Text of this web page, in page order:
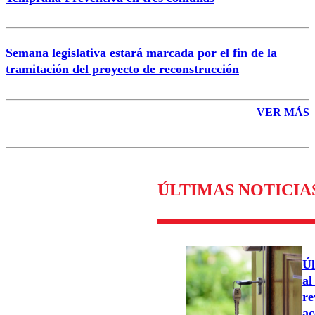
Semana legislativa estará marcada por el fin de la
tramitación del proyecto de reconstrucción
VER MÁS
ÚLTIMAS
al